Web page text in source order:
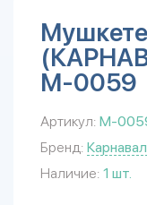
М-0059
Артикул: М-
Бренд:
Наличие: 1 шт.